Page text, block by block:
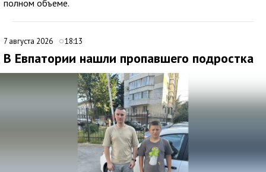
полном объеме.
7 августа 2026 18:13
В Евпатории нашли пропавшего подростка